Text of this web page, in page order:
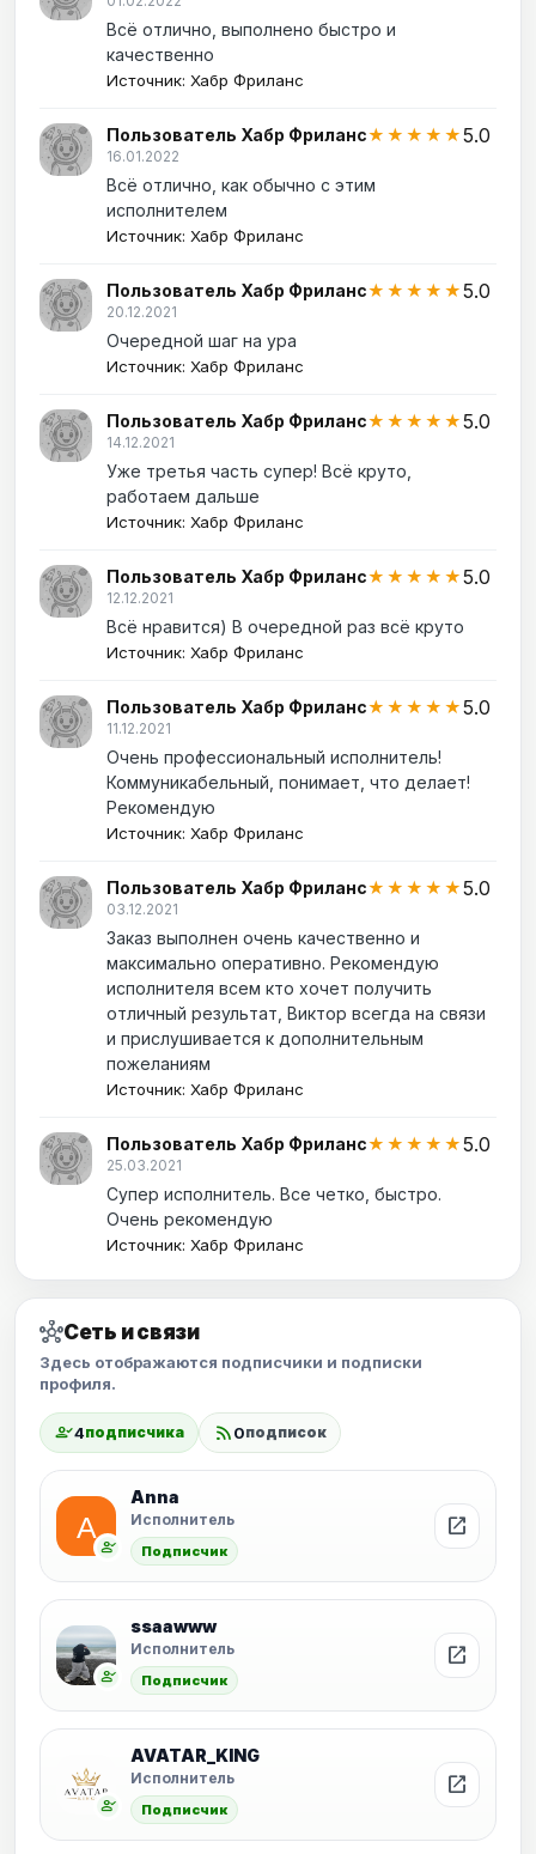
Всё отлично, выполнено быстро и
качественно
Источник: Хабр Фриланс
Пользователь Хабр Фриланс★★★★★5.0
16.01.2022
Всё отлично, как обычно с этим
исполнителем
Источник: Хабр Фриланс
Пользователь Хабр Фриланс★★★★★5.0
20.12.2021
Очередной шаг на ура
Источник: Хабр Фриланс
Пользователь Хабр Фриланс★★★★★5.0
14.12.2021
Уже третья часть супер! Всё круто,
работаем дальше
Источник: Хабр Фриланс
Пользователь Хабр Фриланс★★★★★5.0
12.12.2021
Всё нравится) В очередной раз всё круто
Источник: Хабр Фриланс
Пользователь Хабр Фриланс★★★★★5.0
11.12.2021
Очень профессиональный исполнитель!
Коммуникабельный, понимает, что делает!
Рекомендую
Источник: Хабр Фриланс
Пользователь Хабр Фриланс★★★★★5.0
03.12.2021
Заказ выполнен очень качественно и
максимально оперативно. Рекомендую
исполнителя всем кто хочет получить
отличный результат, Виктор всегда на связи
и прислушивается к дополнительным
пожеланиям
Источник: Хабр Фриланс
Пользователь Хабр Фриланс★★★★★5.0
25.03.2021
Супер исполнитель. Все четко, быстро.
Очень рекомендую
Источник: Хабр Фриланс
hubСеть и связи
Здесь отображаются подписчики и подписки
профиля.
person_check4подписчика rss_feed0подписок
person_check
Anna
Исполнитель
Подписчик
open_in_new
person_check
ssaawww
Исполнитель
Подписчик
open_in_new
person_check
AVATAR_KING
Исполнитель
Подписчик
open_in_new